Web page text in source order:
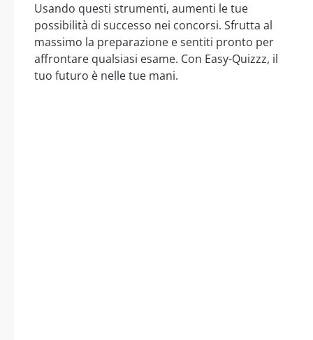
Usando questi strumenti, aumenti le tue
possibilità di successo nei concorsi. Sfrutta al
massimo la preparazione e sentiti pronto per
affrontare qualsiasi esame. Con Easy-Quizzz, il
tuo futuro è nelle tue mani.